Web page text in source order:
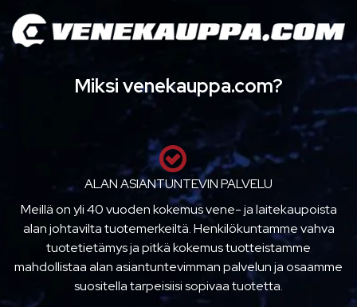
Miksi venekauppa.com?
ALAN ASIANTUNTEVIN PALVELU
Meillä on yli 40 vuoden kokemus vene- ja laitekaupoista
alan johtavilta tuotemerkeiltä. Henkilökuntamme vahva
tuotetietämys ja pitkä kokemus tuotteistamme
mahdollistaa alan asiantuntevimman palvelun ja osaamme
suositella tarpeisiisi sopivaa tuotetta.